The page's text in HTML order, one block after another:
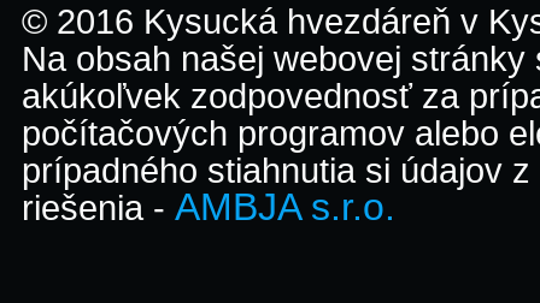
© 2016 Kysucká hvezdáreň v
Na obsah našej webovej
akúkoľvek zodpovednosť za
počítačových programov alebo
prípadného stiahnutia si údajov
riešenia - AMBJA s.r.o.